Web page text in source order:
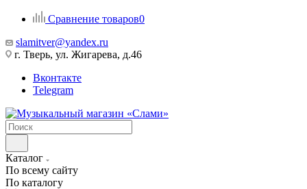
Сравнение товаров0
slamitver@yandex.ru
г. Тверь, ул. Жигарева, д.46
Вконтакте
Telegram
Каталог
По всему сайту
По каталогу